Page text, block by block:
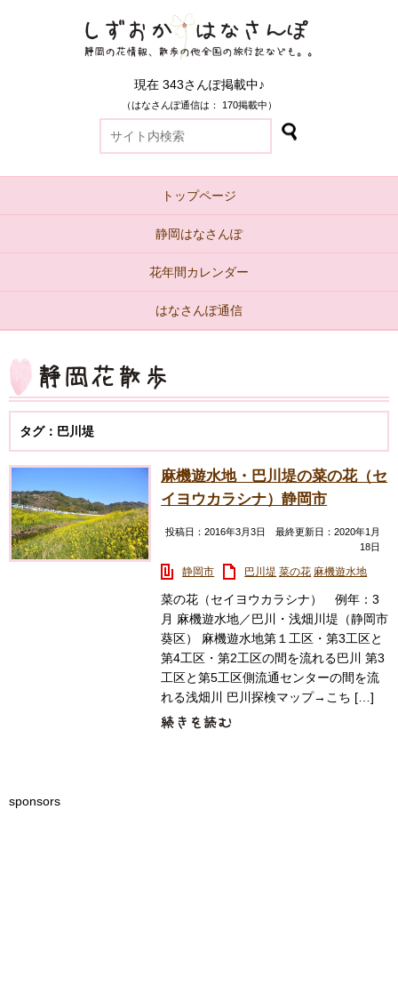
現在 343さんぽ掲載中♪
（はなさんぽ通信は： 170掲載中）
トップページ
静岡はなさんぽ
花年間カレンダー
はなさんぽ通信
タグ：巴川堤
麻機遊水地・巴川堤の菜の花（セ
イヨウカラシナ）静岡市
投稿日：2016年3月3日 最終更新日：2020年1月
18日
静岡市 巴川堤 菜の花 麻機遊水地
菜の花（セイヨウカラシナ） 例年：3
月 麻機遊水地／巴川・浅畑川堤（静岡市
葵区） 麻機遊水地第１工区・第3工区と
第4工区・第2工区の間を流れる巴川 第3
工区と第5工区側流通センターの間を流
れる浅畑川 巴川探検マップ→こち […]
sponsors